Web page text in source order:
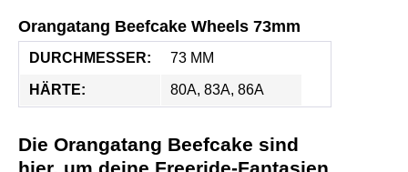
Orangatang Beefcake Wheels 73mm
DURCHMESSER: 73 MM
HÄRTE: 80A, 83A, 86A
Die Orangatang Beefcake sind